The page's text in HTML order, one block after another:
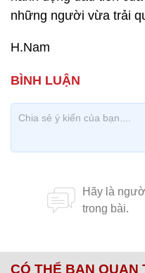
những người vừa trải
H.Nam
CÓ THỂ BẠN QUAN